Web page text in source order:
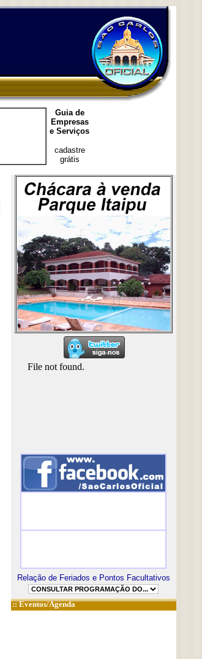
Guia de
Empresas
e Serviços
cadastre
grátis
Relação de Feriados e Pontos Facultativos
::Eventos/Agenda